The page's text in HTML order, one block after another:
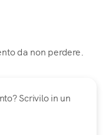
da non perdere.
Scrivilo in un